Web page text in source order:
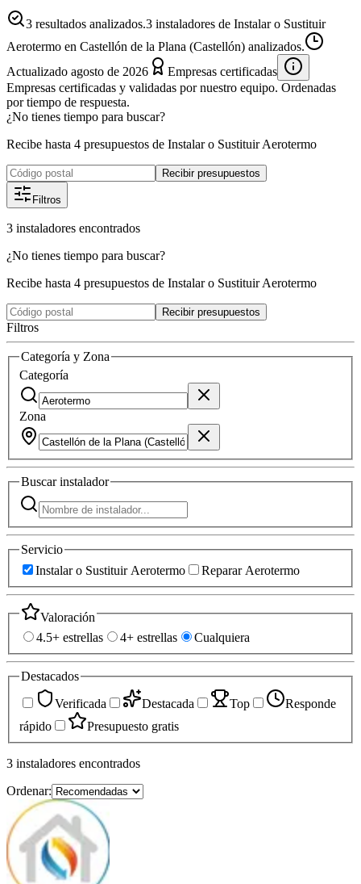
3 resultados analizados.3 instaladores de Instalar o Sustituir
Aerotermo en Castellón de la Plana (Castellón) analizados.
Actualizado agosto de 2026
Empresas certificadas
Empresas certificadas y validadas por nuestro equipo. Ordenadas
por tiempo de respuesta.
¿No tienes tiempo para buscar?
Recibe hasta 4 presupuestos de Instalar o Sustituir Aerotermo
Recibir presupuestos
Filtros
3 instaladores encontrados
¿No tienes tiempo para buscar?
Recibe hasta 4 presupuestos de Instalar o Sustituir Aerotermo
Recibir presupuestos
Filtros
Categoría y Zona
Categoría
Zona
Buscarinstalador
Servicio
Instalar o Sustituir Aerotermo
Reparar Aerotermo
Valoración
4.5+ estrellas
4+ estrellas Cualquiera
Destacados
Verificada
Destacada Top
Responde
rápido
Presupuesto gratis
3 instaladores encontrados
Ordenar: